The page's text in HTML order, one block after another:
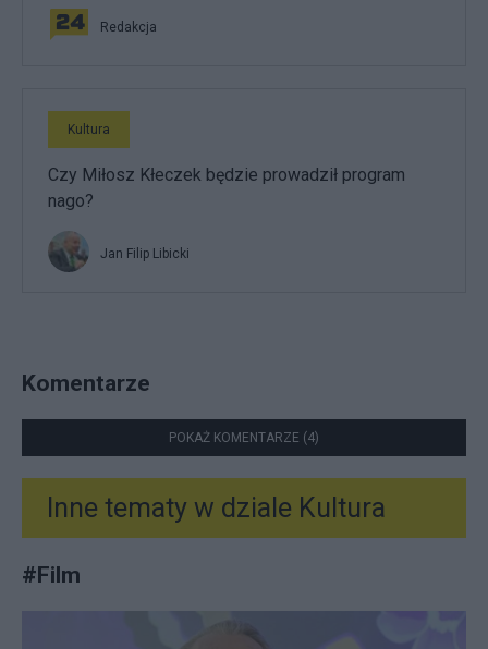
Redakcja
Kultura
Czy Miłosz Kłeczek będzie prowadził program
nago?
Jan Filip Libicki
Komentarze
POKAŻ KOMENTARZE (4)
Inne tematy w dziale Kultura
#Film